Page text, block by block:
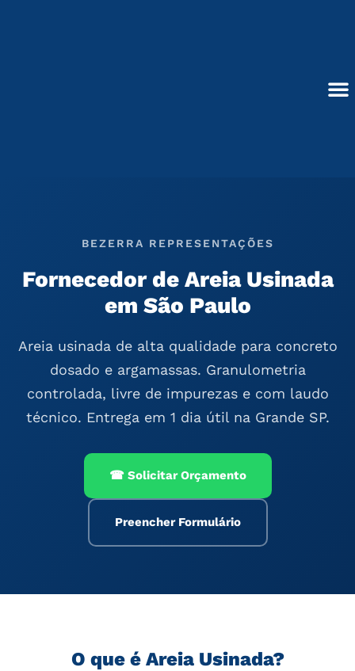
BEZERRA REPRESENTAÇÕES
Fornecedor de Areia Usinada
em São Paulo
Areia usinada de alta qualidade para concreto
dosado e argamassas. Granulometria
controlada, livre de impurezas e com laudo
técnico. Entrega em 1 dia útil na Grande SP.
☎ Solicitar Orçamento
Preencher Formulário
O que é Areia Usinada?